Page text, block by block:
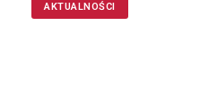
AKTUALNOŚCI